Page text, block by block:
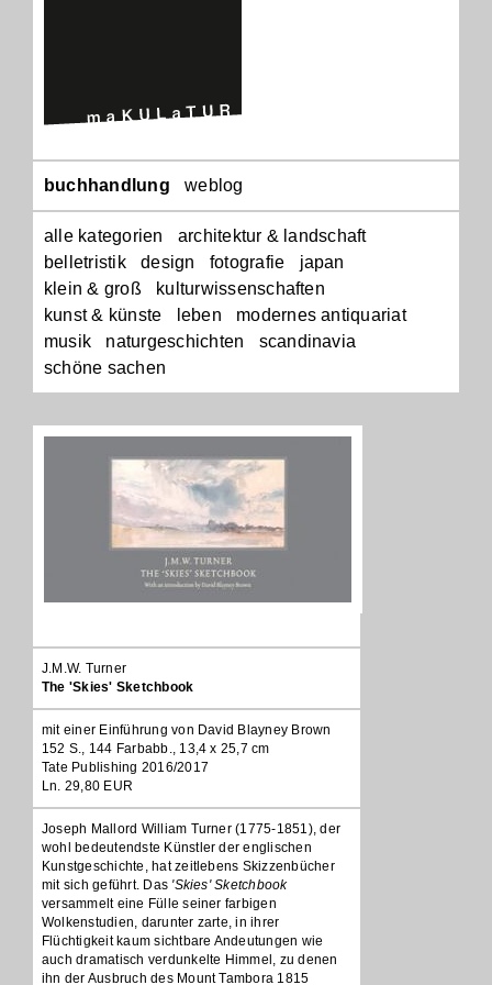
Navigation
buchhandlung weblog
alle kategorien
architektur & landschaft
belletristik
design fotografie
japan
klein & groß
kulturwissenschaften
kunst & künste
leben
modernes antiquariat
musik
naturgeschichten
scandinavia
schöne sachen
J.M.W. Turner
The 'Skies' Sketchbook
mit einer Einführung von David Blayney Brown
152 S., 144 Farbabb., 13,4 x 25,7 cm
Tate Publishing 2016/2017
Ln. 29,80 EUR
Joseph Mallord William Turner (1775-1851), der
wohl bedeutendste Künstler der englischen
Kunstgeschichte, hat zeitlebens Skizzenbücher
mit sich geführt. Das 'Skies' Sketchbook
versammelt eine Fülle seiner farbigen
Wolkenstudien, darunter zarte, in ihrer
Flüchtigkeit kaum sichtbare Andeutungen wie
auch dramatisch verdunkelte Himmel, zu denen
ihn der Ausbruch des Mount Tambora 1815